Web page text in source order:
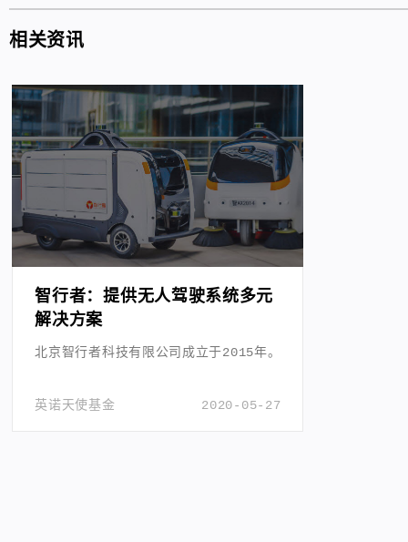
相关资讯
智行者：提供无人驾驶系统多元
解决方案
北京智行者科技有限公司成立于2015年。
2020-05-27
英诺天使基金